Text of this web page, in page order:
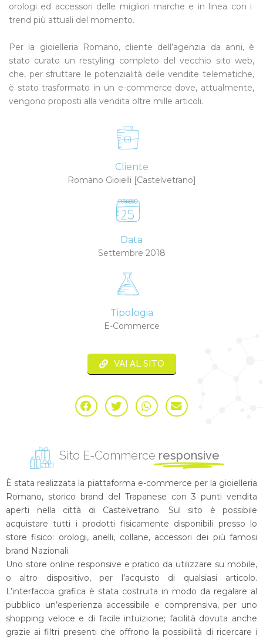
orologi ed accessori delle migliori marche e in linea con i
trend più attuali del momento.
Per la gioielleria Romano, cliente dell’agenzia da anni, è
stato curato un restyling completo del vecchio sito web,
che, per sfruttare le potenzialità delle vendite telematiche,
è stato trasformato in un e-commerce dove, attualmente,
vengono proposti alla vendita oltre mille articoli.
Cliente
Romano Gioielli [Castelvetrano]
Data
Settembre 2018
Tipologia
E-Commerce
VAI AL SITO
Sito E-Commerce responsive
È stata realizzata la piattaforma e-commerce per la gioielleria
Romano, storico brand del Trapanese con 3 punti vendita
aperti nella città di Castelvetrano. Sul sito è possibile
acquistare tutti i prodotti fisicamente disponibili presso lo
store fisico: orologi, anelli, collane, accessori dei più famosi
brand Nazionali.
Uno store online responsive e pratico da utilizzare su mobile,
o altro dispositivo, per l’acquisto di qualsiasi articolo.
L’interfaccia grafica è stata costruita in modo da regalare al
pubblico un’esperienza accessibile e comprensiva, per uno
shopping veloce e di facile intuizione; facilità dovuta anche
grazie ai filtri presenti che offrono la possibilità di ricercare i